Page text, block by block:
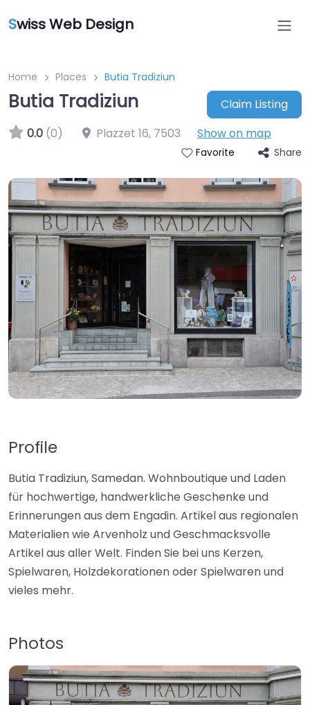
Swiss Web Design
Home Places Butia Tradiziun
Butia Tradiziun
Claim Listing
0.0 (0) Plazzet 16, 7503 Show on map
Favorite Share
Profile
Butia Tradiziun, Samedan. Wohnboutique und Laden
für hochwertige, handwerkliche Geschenke und
Erinnerungen aus dem Engadin. Artikel aus regionalen
Materialien wie Arvenholz und Geschmacksvolle
Artikel aus aller Welt. Finden Sie bei uns Kerzen,
Spielwaren, Holzdekorationen oder Spielwaren und
vieles mehr.
Photos